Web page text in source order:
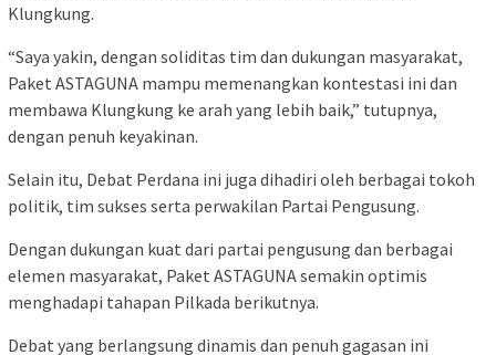
Klungkung.
“Saya yakin, dengan soliditas tim dan dukungan masyarakat,
Paket ASTAGUNA mampu memenangkan kontestasi ini dan
membawa Klungkung ke arah yang lebih baik,” tutupnya,
dengan penuh keyakinan.
Selain itu, Debat Perdana ini juga dihadiri oleh berbagai tokoh
politik, tim sukses serta perwakilan Partai Pengusung.
Dengan dukungan kuat dari partai pengusung dan berbagai
elemen masyarakat, Paket ASTAGUNA semakin optimis
menghadapi tahapan Pilkada berikutnya.
Debat yang berlangsung dinamis dan penuh gagasan ini